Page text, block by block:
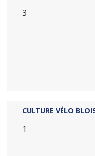
3
CULTURE VÉLO
1